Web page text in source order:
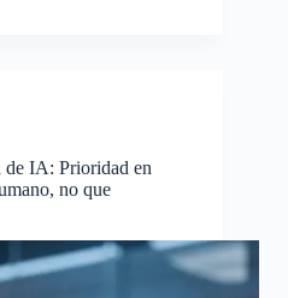
de IA: Prioridad en
no que